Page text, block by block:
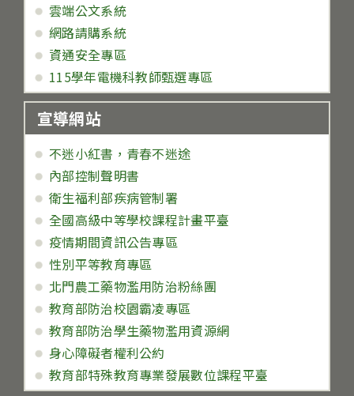
雲端公文系統
網路請購系統
資通安全專區
115學年電機科教師甄選專區
宣導網站
不迷小紅書，青春不迷途
內部控制聲明書
衛生福利部疾病管制署
全國高級中等學校課程計畫平臺
疫情期間資訊公告專區
性別平等教育專區
北門農工藥物濫用防治粉絲團
教育部防治校園霸凌專區
教育部防治學生藥物濫用資源網
身心障礙者權利公約
教育部特殊教育專業發展數位課程平臺